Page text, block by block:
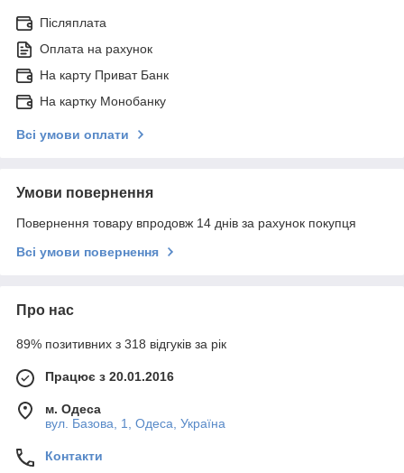
Післяплата
Оплата на рахунок
На карту Приват Банк
На картку Монобанку
Всі умови оплати
Умови повернення
Повернення товару впродовж 14 днів за рахунок покупця
Всі умови повернення
Про нас
89% позитивних з 318 відгуків за рік
Працює з 20.01.2016
м. Одеса
вул. Базова, 1, Одеса, Україна
Контакти